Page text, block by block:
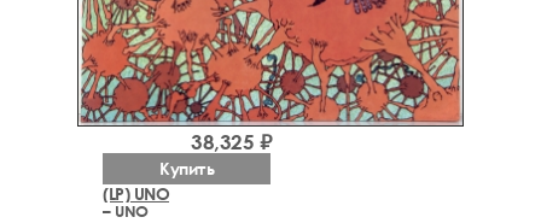
(LP) UNO
– UNO
38,325 ₽
Купить